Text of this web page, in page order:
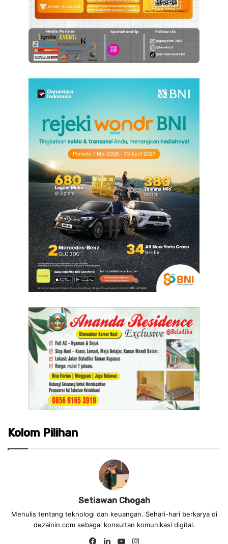
Kolom Pilihan
Setiawan Chogah
Menulis tentang teknologi dan keuangan. Sehari-hari berkarya di
dezainin.com sebagai konsultan komunikasi digital.
Fa Lin Yo